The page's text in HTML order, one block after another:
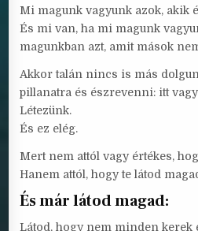
Mi magunk vagyunk azok, akik
És mi van, ha mi magunk
magunkban azt, amit mások
Akkor talán nincs is más
pillanatra és észrevenni: itt
Létezünk.
És ez elég.
Mert nem attól vagy értékes,
Hanem attól, hogy te látod
És már látod magad:
Látod, hogy nem minden kerek